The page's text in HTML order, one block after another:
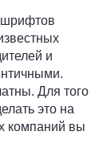
шрифтов
и
Для того
это на
компаний вы